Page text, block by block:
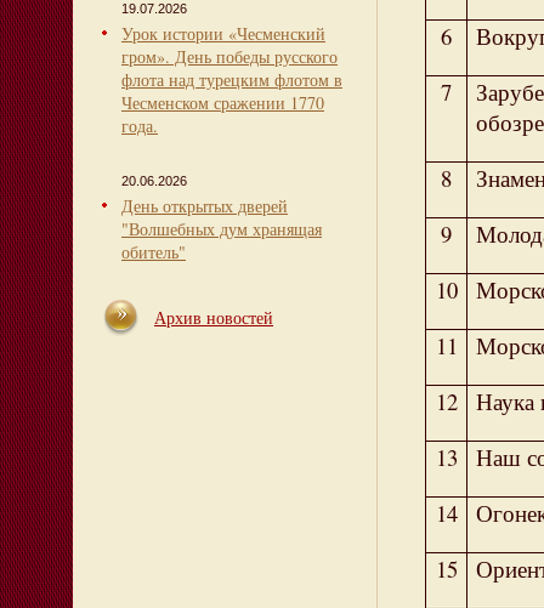
19.07.2026
Урок истории «Чесменский
гром». День победы русского
флота над турецким флотом в
Чесменском сражении 1770
года.
20.06.2026
День открытых дверей
"Волшебных дум хранящая
обитель"
Архив новостей
6
7
8
9
10
11
12
Наука
13
Наш
14
15